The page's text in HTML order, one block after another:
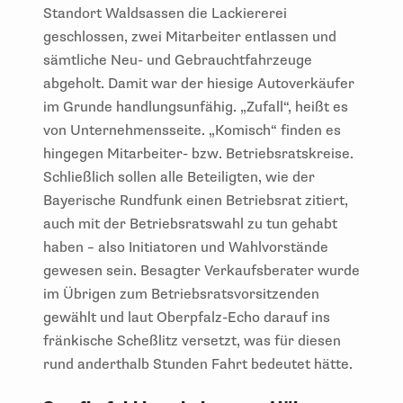
Standort Waldsassen die Lackiererei
geschlossen, zwei Mitarbeiter entlassen und
sämtliche Neu- und Gebrauchtfahrzeuge
abgeholt. Damit war der hiesige Autoverkäufer
im Grunde handlungsunfähig. „Zufall“, heißt es
von Unternehmensseite. „Komisch“ finden es
hingegen Mitarbeiter- bzw. Betriebsratskreise.
Schließlich sollen alle Beteiligten, wie der
Bayerische Rundfunk einen Betriebsrat zitiert,
auch mit der Betriebsratswahl zu tun gehabt
haben – also Initiatoren und Wahlvorstände
gewesen sein. Besagter Verkaufsberater wurde
im Übrigen zum Betriebsratsvorsitzenden
gewählt und laut Oberpfalz-Echo darauf ins
fränkische Scheßlitz versetzt, was für diesen
rund anderthalb Stunden Fahrt bedeutet hätte.